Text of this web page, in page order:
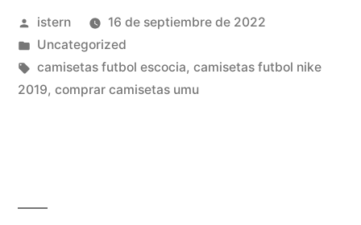
replicas
exactas»
Publicado
por
istern
16 de septiembre de 2022
Publicado
en
Uncategorized
Etiquetas:
camisetas futbol escocia, camisetas futbol nike
2019, comprar camisetas umu